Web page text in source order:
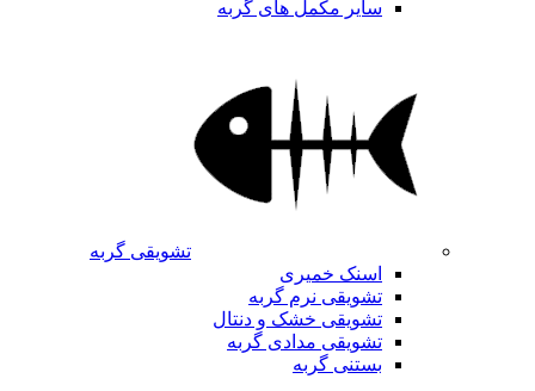
سایر مکمل های گربه
تشویقی گربه
اسنک خمیری
تشویقی نرم گربه
تشویقی خشک و دنتال
تشویقی مدادی گربه
بستنی گربه